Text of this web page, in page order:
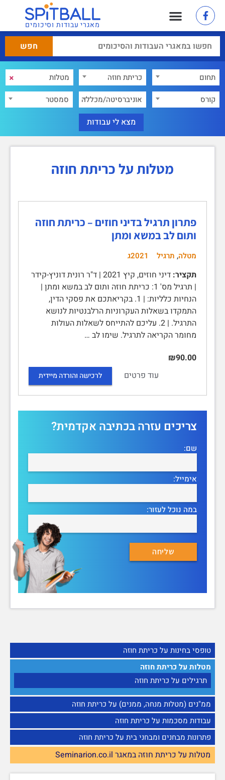
מאגרי עבודות וסיכומים
תחום כריתת חוזה ×
קורס אוניברסיטה/מכללה סמסטר
טופסי בחינות על כריתת חוזה
מטלות על כריתת חוזה
תרגילים על כריתת חוזה
ממ"נים (מטלות מנחה, ממנים) על כריתת חוזה
עבודות מסכמות על כריתת חוזה
פתרונות מבחנים ומבחני בית על כריתת חוזה
מטלות על כריתת חוזה במאגר Seminarion.co.il
מטלות על כריתת חוזה
פתרון תרגיל בדיני חוזים – כריתת חוזה
ותום לב במשא ומתן
מטלה, תרגיל 2021ג
תקציר:
דיני חוזים, קיץ 2021 | ד"ר רונית דוניץ-קידר
| תרגיל מס' 1: כריתת חוזה ותום לב במשא ומתן |
הנחיות כלליות: | 1. בקריאתכם את פסקי הדין,
התמקדו בשאלות העקרוניות הרלבנטיות לנושא
התרגיל. | 2. עליכם להתייחס לשאלות העולות
מחומר הקריאה לתרגיל. שימו לב …
₪90.00
עוד פרטים
לרכישה והורדה מיידית
צריכים עזרה בכתיבה אקדמית?
שם:
אימייל:
במה נוכל לעזור: